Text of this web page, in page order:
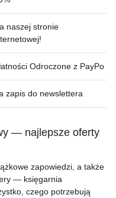
naszej stronie
Odroczone z PayPo
zapis do newslettera
— najlepsze oferty
zapowiedzi, a także
— księgarnia
czego potrzebują